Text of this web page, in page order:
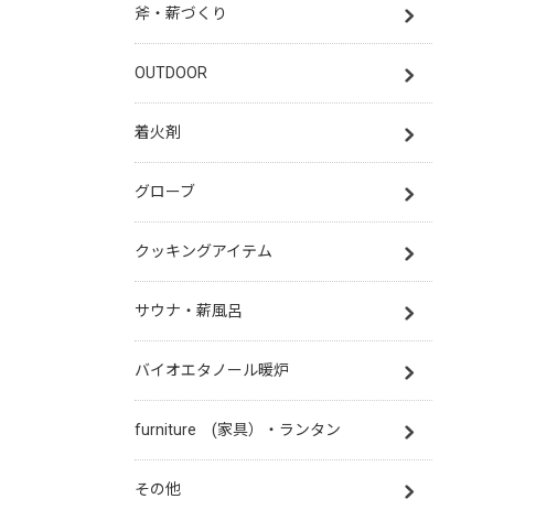
斧・薪づくり
OUTDOOR
着火剤
グローブ
クッキングアイテム
サウナ・薪風呂
バイオエタノール暖炉
furniture (家具）・ランタン
その他